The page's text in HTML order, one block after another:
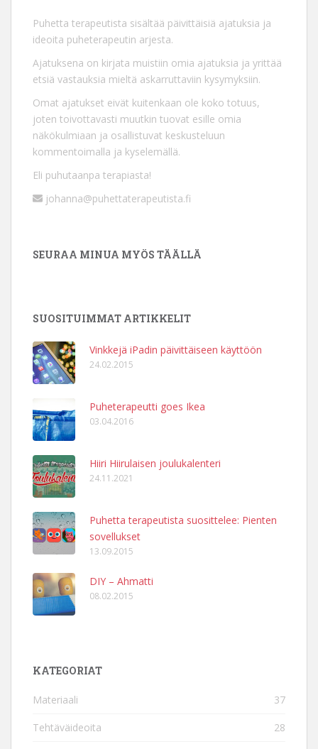
Puhetta terapeutista sisältää päivittäisiä ajatuksia ja
ideoita puheterapeutin arjesta.
Ajatuksena on kirjata muistiin omia ajatuksia ja yrittää
etsiä vastauksia mieltä askarruttaviin kysymyksiin.
Omat ajatukset eivät kuitenkaan ole koko totuus,
joten toivottavasti muutkin tuovat esille omia
näkökulmiaan ja osallistuvat keskusteluun
kommentoimalla ja kyselemällä.
Eli puhutaanpa terapiasta!
johanna@puhettaterapeutista.fi
SEURAA MINUA MYÖS TÄÄLLÄ
SUOSITUIMMAT ARTIKKELIT
Vinkkejä iPadin päivittäiseen käyttöön
24.02.2015
Puheterapeutti goes Ikea
03.04.2016
Hiiri Hiirulaisen joulukalenteri
24.11.2021
Puhetta terapeutista suosittelee: Pienten
sovellukset
13.09.2015
DIY – Ahmatti
08.02.2015
KATEGORIAT
Materiaali 37
Tehtäväideoita 28